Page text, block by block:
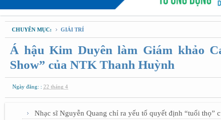
CHUYÊN MỤC: GIẢI TRÍ
Á hậu Kim Duyên làm Giám khảo
Show” của NTK Thanh Huỳnh
Ngày đăng: : 22 tháng 4
Nhạc sĩ Nguyễn Quang chỉ ra yếu tố quyết định “tuổi thọ”